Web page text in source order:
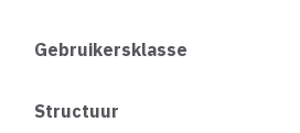
Gebruikersklasse
Structuur